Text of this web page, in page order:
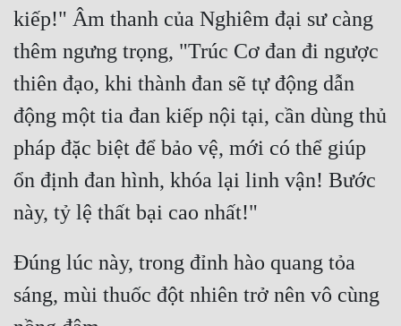
kiếp!" Âm thanh của Nghiêm đại sư càng
thêm ngưng trọng, "Trúc Cơ đan đi ngược
thiên đạo, khi thành đan sẽ tự động dẫn
động một tia đan kiếp nội tại, cần dùng thủ
pháp đặc biệt để bảo vệ, mới có thể giúp
ổn định đan hình, khóa lại linh vận! Bước
Đúng lúc này, trong đỉnh hào quang tỏa
sáng, mùi thuốc đột nhiên trở nên vô cùng